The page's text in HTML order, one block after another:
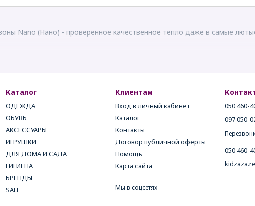
Nano (Нано) - проверенное качественное тепло даже в самые
Каталог
ОДЕЖДА
ОБУВЬ
АКСЕССУАРЫ
ИГРУШКИ
ДЛЯ ДОМА И САДА
ГИГИЕНА
БРЕНДЫ
SALE
Клиентам
Вход в личный кабинет
Каталог
Контакты
Договор публичной оферты
Помощь
Карта сайта
Мы в соцсетях
050 460-
097 050-
050 460-